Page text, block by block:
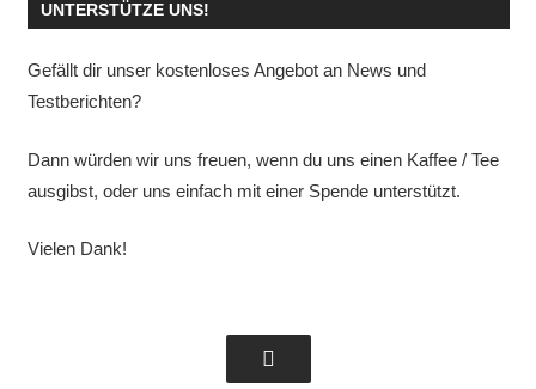
UNTERSTÜTZE UNS!
Gefällt dir unser kostenloses Angebot an News und
Testberichten?
Dann würden wir uns freuen, wenn du uns einen Kaffee / Tee
ausgibst, oder uns einfach mit einer Spende unterstützt.
Vielen Dank!